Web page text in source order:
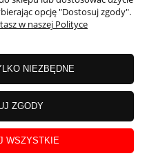
opcję "Dostosuj zgody".
w naszej Polityce
NIEZBĘDNE
ZGODY
WSZYSTKIE